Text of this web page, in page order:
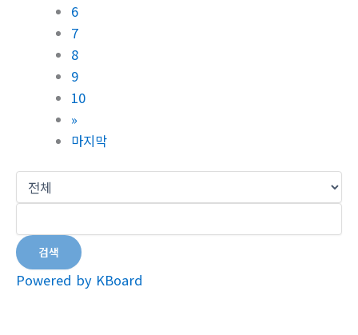
6
7
8
9
10
»
마지막
검색
Powered by KBoard